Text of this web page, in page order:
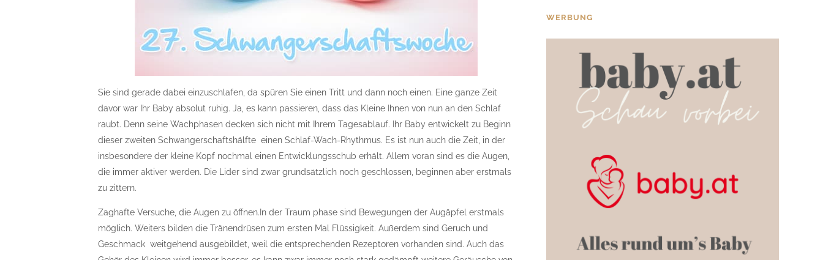
Sie sind gerade dabei einzuschlafen, da spüren Sie einen Tritt und dann noch einen. Eine ganze Zeit
davor war Ihr Baby absolut ruhig. Ja, es kann passieren, dass das Kleine Ihnen von nun an den Schlaf
raubt. Denn seine Wachphasen decken sich nicht mit Ihrem Tagesablauf. Ihr Baby entwickelt zu Beginn
dieser zweiten Schwangerschaftshälfte einen Schlaf-Wach-Rhythmus. Es ist nun auch die Zeit, in der
insbesondere der kleine Kopf nochmal einen Entwicklungsschub erhält. Allem voran sind es die Augen,
die immer aktiver werden. Die Lider sind zwar grundsätzlich noch geschlossen, beginnen aber erstmals
zu zittern.
Zaghafte Versuche, die Augen zu öffnen.In der Traum phase sind Bewegungen der Augäpfel erstmals
möglich. Weiters bilden die Tränendrüsen zum ersten Mal Flüssigkeit. Außerdem sind Geruch und
Geschmack weitgehend ausgebildet, weil die entsprechenden Rezeptoren vorhanden sind. Auch das
WERBUNG